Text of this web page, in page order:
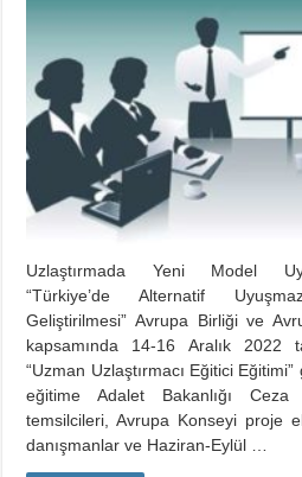
Uzlaştırmada Yeni Model
“Türkiye’de Alternatif
Geliştirilmesi” Avrupa Birliği ve
kapsamında 14-16 Aralık 2022
“Uzman Uzlaştırmacı Eğitici
eğitime Adalet Bakanlığı
temsilcileri, Avrupa Konseyi proje
danışmanlar ve Haziran-Eylül …